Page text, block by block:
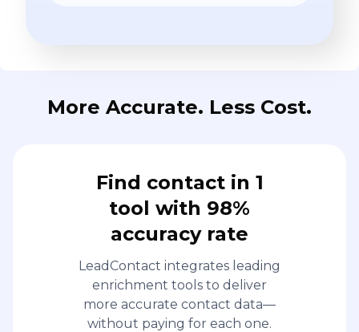
More Accurate. Less Cost.
Find contact in 1
tool with 98%
accuracy rate
LeadContact integrates leading
enrichment tools to deliver
more accurate contact data—
without paying for each one.